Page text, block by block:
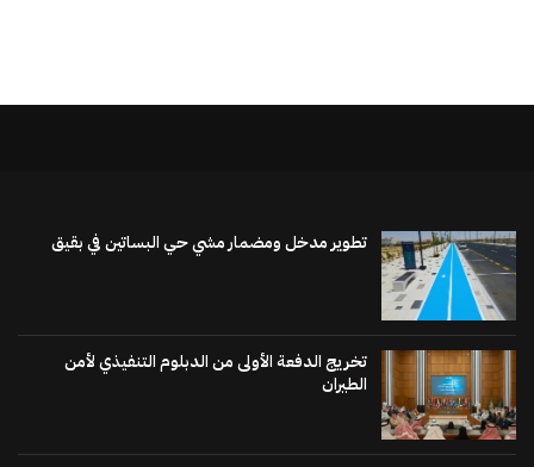
تطوير مدخل ومضمار مشي حي البساتين في بقيق
تخريج الدفعة الأولى من الدبلوم التنفيذي لأمن
الطيران